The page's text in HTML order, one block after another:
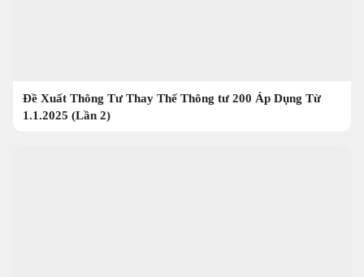
Đề Xuất Thông Tư Thay Thế Thông tư 200 Áp Dụng Từ
1.1.2025 (Lần 2)